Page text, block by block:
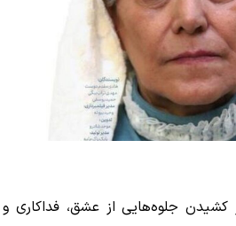
با به تصویر کشیدن جلوه‌هایی از عشق، فداکاری و